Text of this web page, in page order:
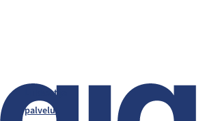
Liikkeet ja
palvelut